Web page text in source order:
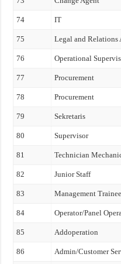
74 IT
75 Legal and Relations
76 Operational
77 Procurement
78 Procurement
79 Sekretaris
80 Supervisor
81 Technician
82 Junior Staff
83 Management Trainee
84 Operator/Panel
85 Addoperation
86 Admin/Customer